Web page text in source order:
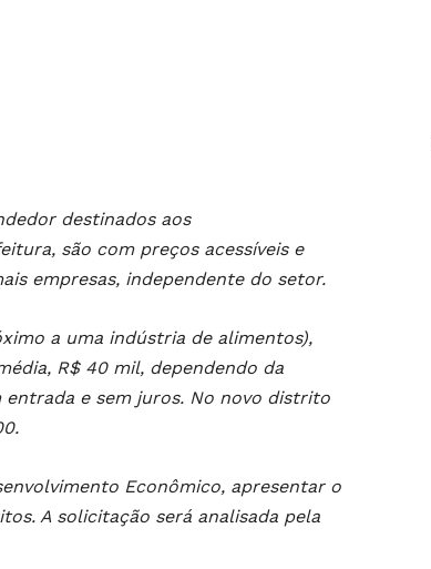
destinados aos
são com preços acessíveis e
empresas, independente do setor.
a uma indústria de alimentos),
R$ 40 mil, dependendo da
e sem juros. No novo distrito
Econômico, apresentar o
A solicitação será analisada pela